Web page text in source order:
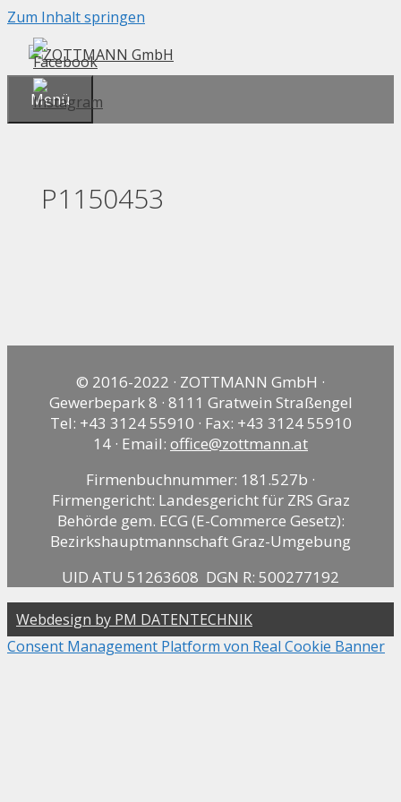
Zum Inhalt springen
Menü
P1150453
© 2016-2022 · ZOTTMANN GmbH ·
Gewerbepark 8 · 8111 Gratwein Straßengel
Tel: +43 3124 55910 · Fax: +43 3124 55910
14 · Email: office@zottmann.at
Firmenbuchnummer: 181.527b ·
Firmengericht: Landesgericht für ZRS Graz
Behörde gem. ECG (E-Commerce Gesetz):
Bezirkshauptmannschaft Graz-Umgebung
UID ATU 51263608 DGN R: 500277192
Webdesign by PM DATENTECHNIK
Consent Management Platform von Real Cookie Banner